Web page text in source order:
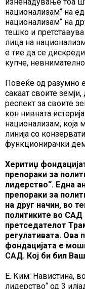
национализам“ на
национализам“ на
тешко и
лица на
е тие да се
купче,
Повеќе од разумно
сакаат своите
респект за своите
кон нивната
национализам, која
линија со
функционирачки
Херитиџ
препораки за
лидерство“. Една
препораки за
на друг начин, во
политиките во САД
претседателот
регулативата. Ова
фондацијата е
САД. Кој би бил
Е. Ким: Навистина,
лидерство“ од 3